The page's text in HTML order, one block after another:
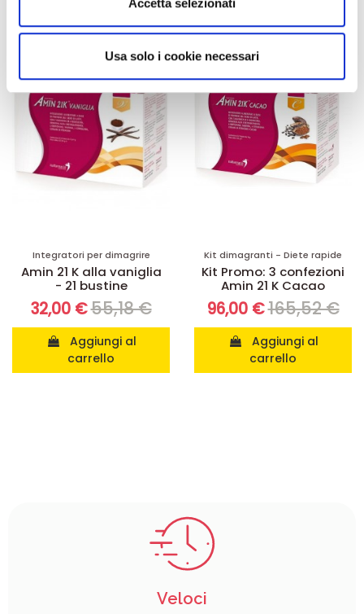
analizzare il nostro traffico. Condividiamo inoltre
informazioni sul modo in cui utilizza il nostro sito con i
nostri partner che si occupano di analisi dei dati web,
pubblicità e social media, i quali potrebbero combinarle
con altre informazioni che ha fornito loro o che hanno
raccolto dal suo utilizzo dei loro servizi.
Usa solo i cookie necessari
Integratori per dimagrire
Amin 21 K alla vaniglia
- 21 bustine
32,00 €55,18 €
carrello
Kit dimagranti - Diete rapide
Kit Promo: 3 confezioni
Amin 21 K Cacao
96,00 €165,52 €
carrello
Veloci